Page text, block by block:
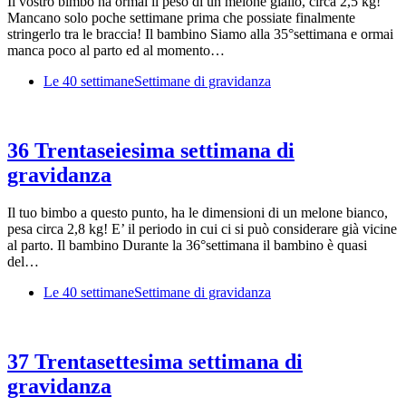
Mancano solo poche settimane prima che possiate finalmente
stringerlo tra le braccia! Il bambino Siamo alla 35°settimana e ormai
manca poco al parto ed al momento…
Le 40 settimaneSettimane di gravidanza
36 Trentaseiesima settimana di
gravidanza
Il tuo bimbo a questo punto, ha le dimensioni di un melone bianco,
pesa circa 2,8 kg! E’ il periodo in cui ci si può considerare già vicine
al parto. Il bambino Durante la 36°settimana il bambino è quasi
del…
Le 40 settimaneSettimane di gravidanza
37 Trentasettesima settimana di
gravidanza